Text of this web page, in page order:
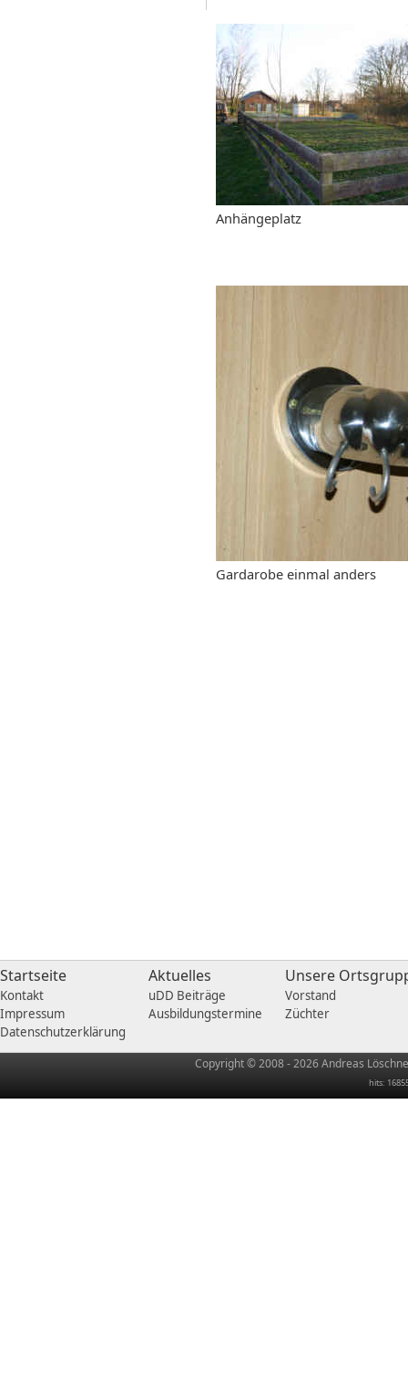
Anhängeplatz
Gardarobe einmal anders
Startseite
Kontakt
Impressum
Datenschutzerklärung
Aktuelles
uDD Beiträge
Ausbildungstermine
Unsere
Vorstand
Züchter
Copyright © 2008 - 2026 Andreas
hits: